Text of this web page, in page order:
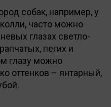
собак, например, у
часто можно
глазах светло-
пегих и
глазу можно
оттенков – янтарный,